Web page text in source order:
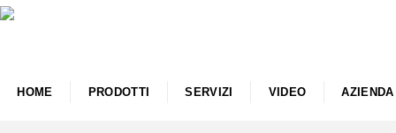
HOME PRODOTTI SERVIZI VIDEO AZIENDA